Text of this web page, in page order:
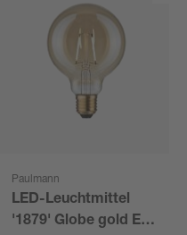
Paulmann
LED-Leuchtmittel
'1879' Globe gold E27